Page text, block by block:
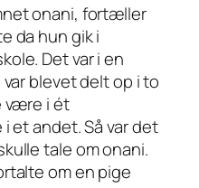
onani, fortæller
da hun gik i
Det var i en
blevet delt op i to
være i ét
et andet. Så var det
tale om onani.
om en pige